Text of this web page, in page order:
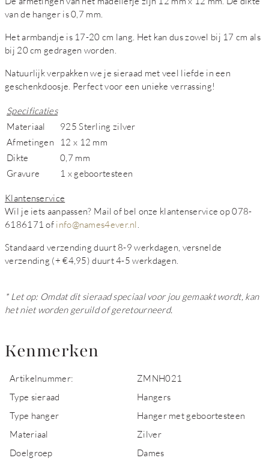
van de hanger is 0,7 mm.
Het armbandje is 17-20 cm lang. Het kan dus zowel bij 17 cm als
bij 20 cm gedragen worden.
Natuurlijk verpakken we je sieraad met veel liefde in een
geschenkdoosje. Perfect voor een unieke verrassing!
Specificaties
Materiaal
925 Sterling zilver
Afmetingen
12 x 12 mm
Dikte
0,7 mm
Gravure
1 x geboortesteen
Klantenservice
Wil je iets aanpassen? Mail of bel onze klantenservice op 078-
6186171 of info@names4ever.nl
Standaard verzending duurt 8-9 werkdagen, versnelde
verzending (+ €4,95) duurt 4-5 werkdagen.
* Let op: Omdat dit sieraad speciaal voor jou gemaakt wordt, kan
het niet worden geruild of geretourneerd.
Kenmerken
Artikelnummer:
ZMNH021
Type sieraad
Hangers
Type hanger
Hanger met geboortesteen
Materiaal
Zilver
Doelgroep
Dames